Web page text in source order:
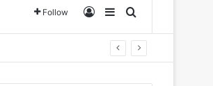
Follow Log InSidebarSearch for